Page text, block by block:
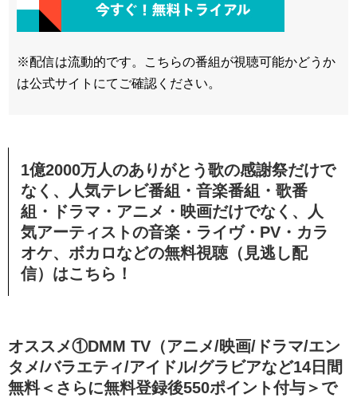
※配信は流動的です。こちらの番組が視聴可能かどうか
は公式サイトにてご確認ください。
1億2000万人のありがとう歌の感謝祭だけで
なく、人気テレビ番組・音楽番組・歌番
組・ドラマ・アニメ・映画だけでなく、人
気アーティストの音楽・ライヴ・PV・カラ
オケ、ボカロなどの無料視聴（見逃し配
信）はこちら！
オススメ①DMM TV（アニメ/映画/ドラマ/エン
タメ/バラエティ/アイドル/グラビアなど14日間
無料＜さらに無料登録後550ポイント付与＞で